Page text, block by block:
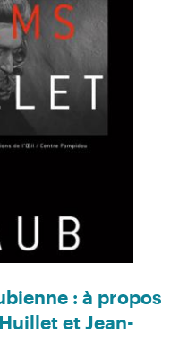
: à propos
et Jean-